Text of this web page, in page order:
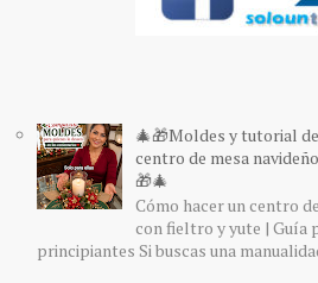
🎄🎁Moldes y tutorial
centro de mesa
🎁🎄
Cómo hacer un centro
con fieltro y yute | Guía
principiantes Si buscas una